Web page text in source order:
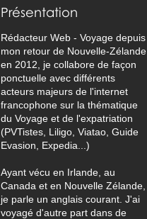
Présentation
Rédacteur Web - Voyage depuis
mon retour de Nouvelle-Zélande
en 2012, je collabore de façon
ponctuelle avec différents
acteurs majeurs de l'internet
francophone sur la thématique
du Voyage et de l'expatriation
(PVTistes, Liligo, Viatao, Guide
Evasion, Expedia...)
Ayant vécu en Irlande, au
Canada et en Nouvelle Zélande,
je parle un anglais courant. J'ai
voyagé d'autre part dans de